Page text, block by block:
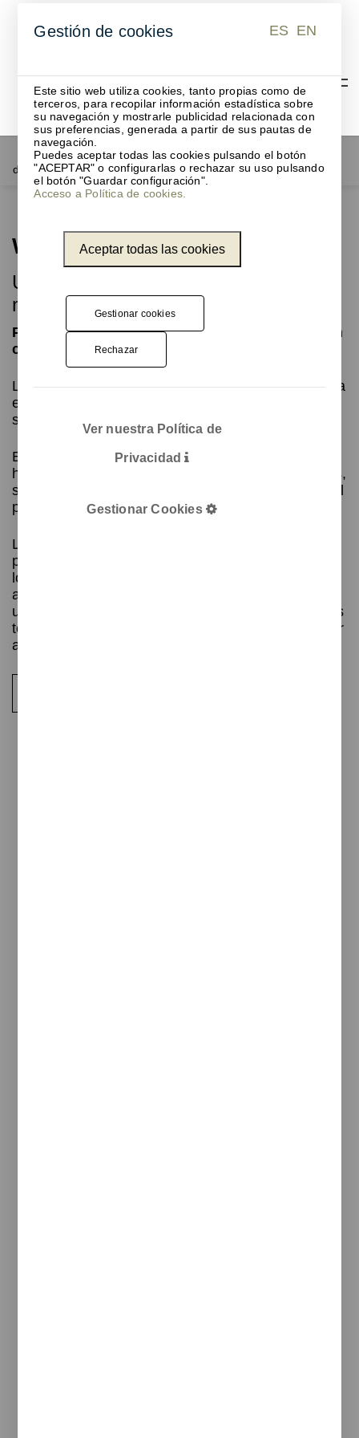
Accesorios
de oficina
Paneles acústicos y
fonoabsorbentes
Elementos acústicos y
fonoabsorbentes
Windo
Un panel separador de ambiente
moderno y ecológico
Panel acústico versátil para dividir espacios en
cualquier entorno
Los paneles acústicos separadores Windo son una
excelente opción para aquellos que buscan una
solución moderna y versátil para dividir espacios.
Están hechos de fieltro PET reciclado, lo que los
hace respetuosos con el medio ambiente. Además,
su diseño giratorio de 360 grados permite una fácil
personalización y adaptación a cualquier espacio.
Los paneles son reversibles y se pueden
personalizar con diferentes colores en cada lado,
lo que significa que puede cambiar la
apariencia en cualquier momento. El fieltro PET
utilizado en los paneles también tiene propiedades
térmicas únicas, lo que significa que puede ayudar
a regular la temperatura de su espacio.
Gestión de cookies ES EN
Este sitio web utiliza cookies, tanto propias como de
terceros, para recopilar información estadística sobre
su navegación y mostrarle publicidad relacionada con
sus preferencias, generada a partir de sus pautas de
navegación.
Puedes aceptar todas las cookies pulsando el botón
"ACEPTAR" o configurarlas o rechazar su uso pulsando
el botón "Guardar configuración".
Acceso a Política de cookies.
Aceptar todas las cookies
Gestionar cookies
Rechazar
Ver nuestra Política de
Privacidad
Gestionar Cookies